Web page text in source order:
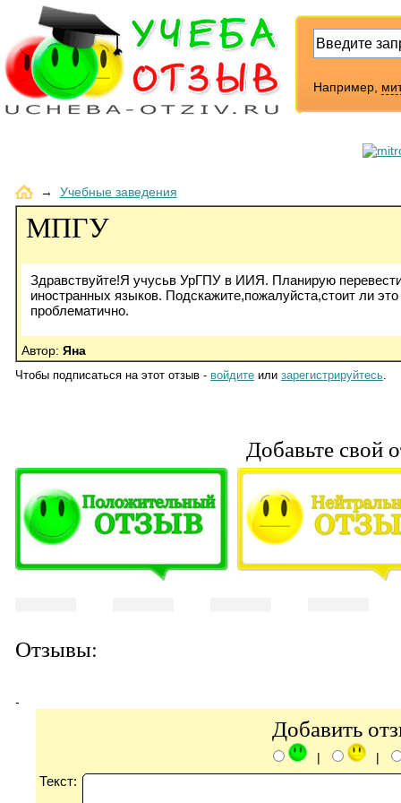
Например,
→ Учебные заведения
МПГУ
Здравствуйте!Я учусьв УрГПУ в ИИЯ. Планирую
иностранных языков. Подскажите,пожалуйста,стоит ли
проблематично.
Автор: Яна
Чтобы подписаться на этот отзыв - войдите или зарегистрируйтесь.
Добавьте свой
Отзывы:
-
Добавить
| |
Текст: